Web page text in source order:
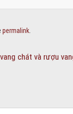
permalink.
chát và rượu